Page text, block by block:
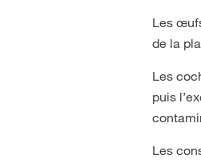
Les
de la
Les
puis
Les